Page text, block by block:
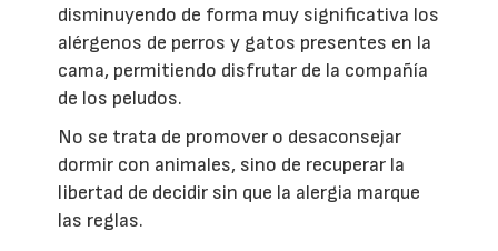
disminuyendo de forma muy significativa los
alérgenos de perros y gatos presentes en la
cama, permitiendo disfrutar de la compañía
de los peludos.
No se trata de promover o desaconsejar
dormir con animales, sino de recuperar la
libertad de decidir sin que la alergia marque
las reglas.